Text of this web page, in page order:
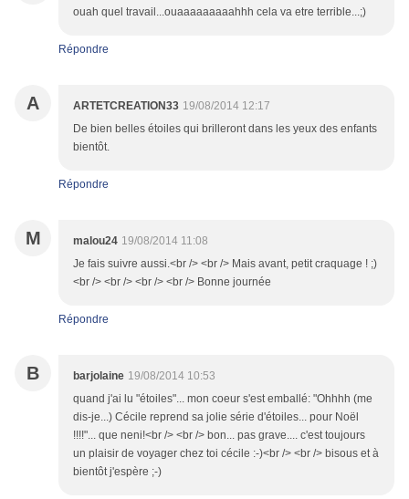
ouah quel travail...ouaaaaaaaaahhh cela va etre terrible...;)
Répondre
A ARTETCREATION33 19/08/2014 12:17
De bien belles étoiles qui brilleront dans les yeux des enfants
bientôt.
Répondre
M malou24 19/08/2014 11:08
Je fais suivre aussi.<br /> <br /> Mais avant, petit craquage ! ;)
<br /> <br /> <br /> <br /> Bonne journée
Répondre
B barjolaine 19/08/2014 10:53
quand j'ai lu "étoiles"... mon coeur s'est emballé: "Ohhhh (me
dis-je...) Cécile reprend sa jolie série d'étoiles... pour Noël
!!!!"... que neni!<br /> <br /> bon... pas grave.... c'est toujours
un plaisir de voyager chez toi cécile :-)<br /> <br /> bisous et à
bientôt j'espère ;-)